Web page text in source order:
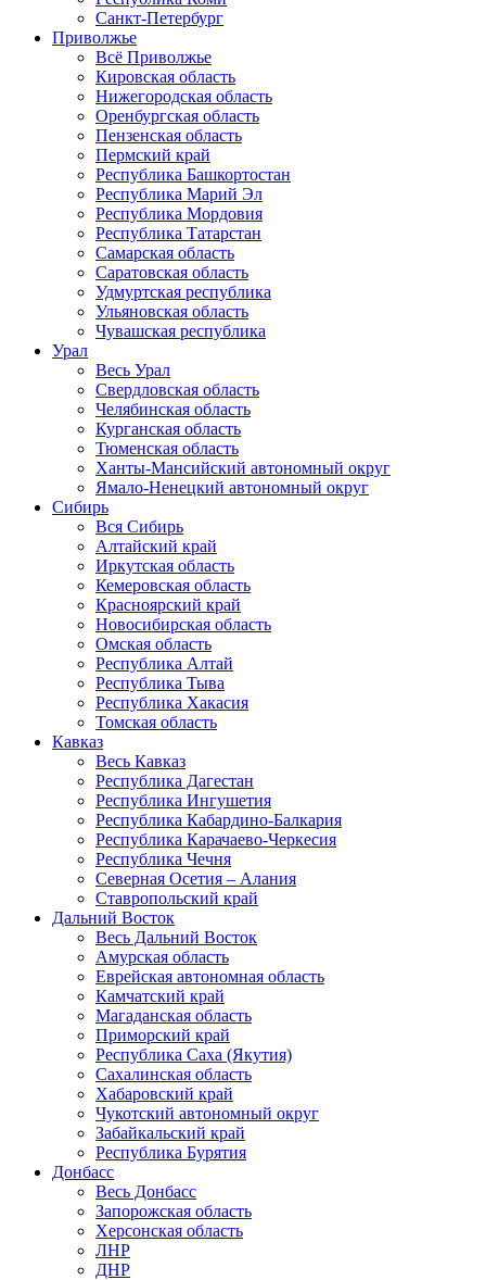
Санкт-Петербург
Приволжье
Всё Приволжье
Кировская область
Нижегородская область
Оренбургская область
Пензенская область
Пермский край
Республика Башкортостан
Республика Марий Эл
Республика Мордовия
Республика Татарстан
Самарская область
Саратовская область
Удмуртская республика
Ульяновская область
Чувашская республика
Урал
Весь Урал
Свердловская область
Челябинская область
Курганская область
Тюменская область
Ханты-Мансийский автономный округ
Ямало-Ненецкий автономный округ
Сибирь
Вся Сибирь
Алтайский край
Иркутская область
Кемеровская область
Красноярский край
Новосибирская область
Омская область
Республика Алтай
Республика Тыва
Республика Хакасия
Томская область
Кавказ
Весь Кавказ
Республика Дагестан
Республика Ингушетия
Республика Кабардино-Балкария
Республика Карачаево-Черкесия
Республика Чечня
Северная Осетия – Алания
Ставропольский край
Дальний Восток
Весь Дальний Восток
Амурская область
Еврейская автономная область
Камчатский край
Магаданская область
Приморский край
Республика Саха (Якутия)
Сахалинская область
Хабаровский край
Чукотский автономный округ
Забайкальский край
Республика Бурятия
Донбасс
Весь Донбасс
Запорожская область
Херсонская область
ЛНР
ДНР